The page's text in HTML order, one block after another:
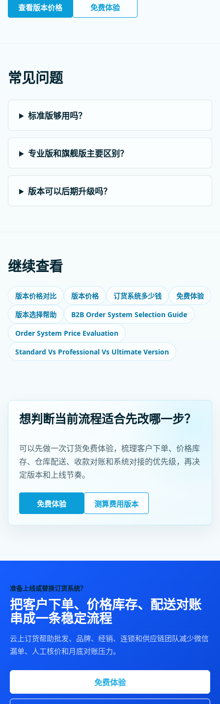
查看版本价格 免费体验
常见问题
标准版够用吗？
专业版和旗舰版主要区别？
版本可以后期升级吗？
继续查看
版本价格对比 版本价格 订货系统多少钱
免费体验
版本选择帮助
B2B Order System Selection Guide
Order System Price Evaluation
Standard Vs Professional Vs Ultimate Version
想判断当前流程适合先改哪一步？
可以先做一次订货免费体验，梳理客户下单、价格库
存、仓库配送、收款对账和系统对接的优先级，再决
定版本和上线节奏。
免费体验 测算费用版本
准备上线或替换订货系统？
把客户下单、价格库存、配送对账
串成一条稳定流程
云上订货帮助批发、品牌、经销、连锁和供应链团队减少微信
漏单、人工核价和月底对账压力。
免费体验